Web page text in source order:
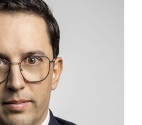
agora!
SUBSCREVA JÁ!